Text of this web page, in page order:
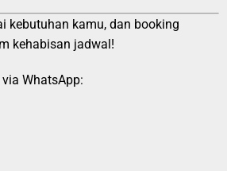
kebutuhan kamu, dan booking
kehabisan jadwal!
WhatsApp: